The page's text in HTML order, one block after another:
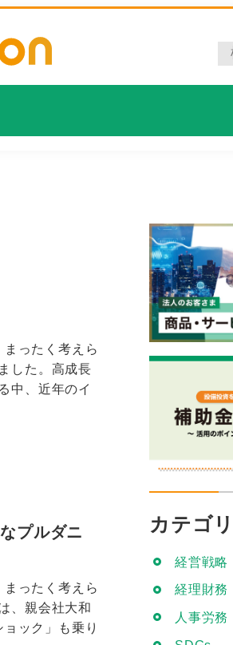
プ
ホ
ったく考えら
した。高成長
中、近年のイ
プルダニ
ったく考えら
、親会社大和
ック」も乗り
カテゴリ
経営戦略
経理財務
人事労務